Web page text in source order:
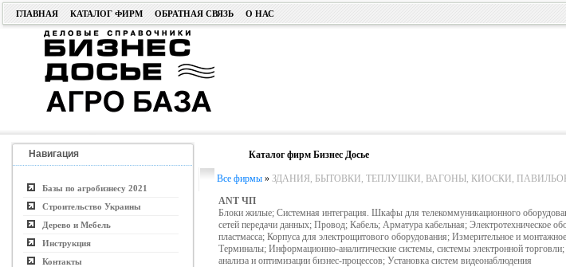
ГЛАВНАЯ КАТАЛОГ ФИРМ ОБРАТНАЯ СВЯЗЬ О НАС
Навигация
Базы по агробизнесу 2021
Строительство Украины
Дерево и Мебель
Инструкция
Контакты
Каталог фирм Бизнес Досье
Все фирмы» ЗДАНИЯ, БЫТОВКИ, ТЕПЛУШКИ, ВАГОНЫ, КИОСКИ,
ANT ЧП
Блоки жилые; Системная интеграция. Шкафы для телекоммуникационного
сетей передачи данных; Провод; Кабель; Арматура кабельная; Электротехническое
пластмасса; Корпуса для электрощитового оборудования; Измерительное и
Терминалы; Информационно-аналитические системы, системы электронной
анализа и оптимизации бизнес-процессов; Установка систем видеонаблюдения